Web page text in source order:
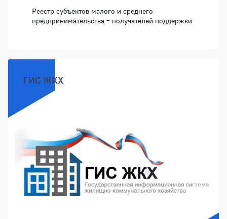
Реестр субъектов малого и среднего
предпринимательства – получателей поддержки
ГИС ЖКХ